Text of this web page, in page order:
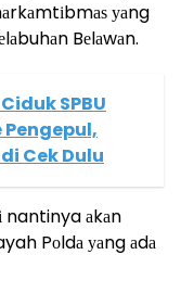
уаng
Bеlаwаn.
SPBU
Pengepul,
Cek Dulu
nantinya аkаn
Pоldа уаng аdа